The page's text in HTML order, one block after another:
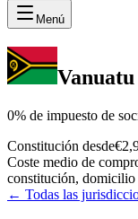
Menú
Vanuatu
0% de impuesto de
Constitución desde
Coste medio de
constitución,
← Todas las